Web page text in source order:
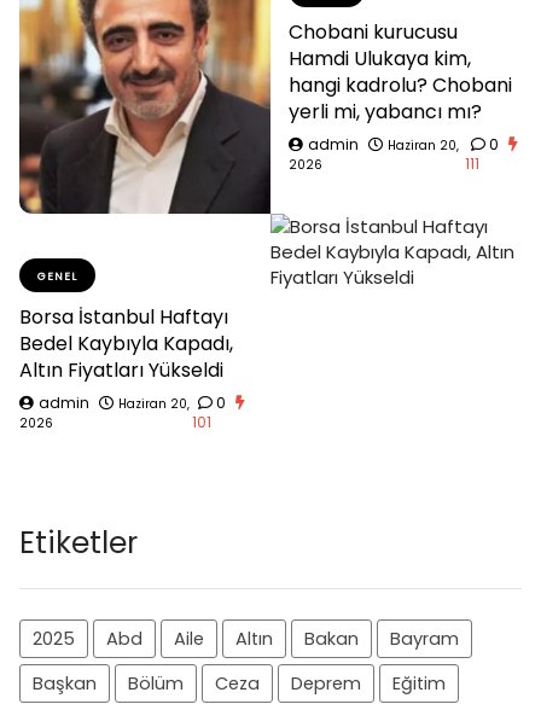
Chobani kurucusu
Hamdi Ulukaya kim,
hangi kadrolu? Chobani
yerli mi, yabancı mı?
admin
Haziran 20,
2026
0
111
GENEL
Borsa İstanbul Haftayı
Bedel Kaybıyla Kapadı,
Altın Fiyatları Yükseldi
admin
Haziran 20,
2026
0
101
Etiketler
2025 Abd Aile Altın Bakan
Bayram
Başkan
Bölüm Ceza Deprem
Eğitim